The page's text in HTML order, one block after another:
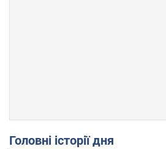
Головні історії дня